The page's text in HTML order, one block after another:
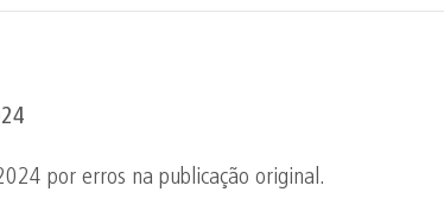
por erros na publicação original.